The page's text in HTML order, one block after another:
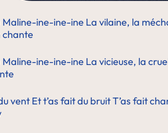
Maline-ine-ine-ine La vilaine, la
chante
Maline-ine-ine-ine La vicieuse, la
vent Et t’as fait du bruitT’as fait